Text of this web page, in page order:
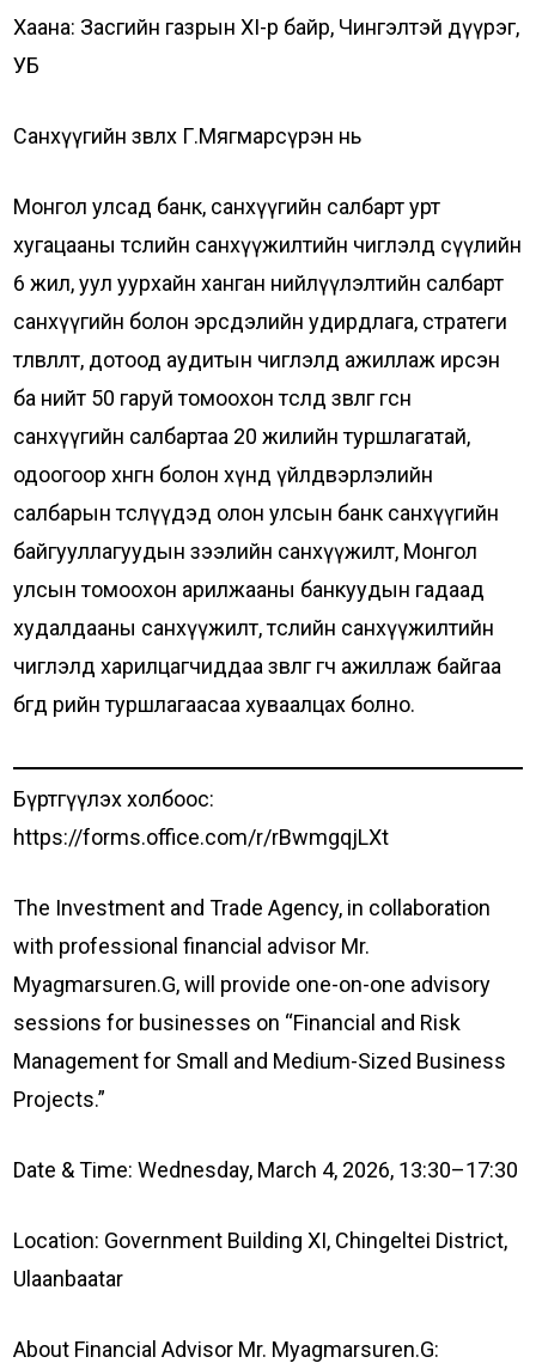
Хаана: Засгийн газрын XI-р байр, Чингэлтэй дүүрэг,
УБ
Санхүүгийн зөвлөх Г.Мягмарсүрэн нь
Монгол улсад банк, санхүүгийн салбарт урт
хугацааны төслийн санхүүжилтийн чиглэлд сүүлийн
6 жил, уул уурхайн ханган нийлүүлэлтийн салбарт
санхүүгийн болон эрсдэлийн удирдлага, стратеги
төлөвлөлт, дотоод аудитын чиглэлд ажиллаж ирсэн
ба нийт 50 гаруй томоохон төсөлд зөвлөгөө өгсөн
санхүүгийн салбартаа 20 жилийн туршлагатай,
одоогоор хөнгөн болон хүнд үйлдвэрлэлийн
салбарын төслүүдэд олон улсын банк санхүүгийн
байгууллагуудын зээлийн санхүүжилт, Монгол
улсын томоохон арилжааны банкуудын гадаад
худалдааны санхүүжилт, төслийн санхүүжилтийн
чиглэлд харилцагчиддаа зөвлөгөө өгч ажиллаж байгаа
бөгөөд өөрийн туршлагаасаа хуваалцах болно.
Бүртгүүлэх холбоос:
https://forms.office.com/r/rBwmgqjLXt
The Investment and Trade Agency, in collaboration
with professional financial advisor Mr.
Myagmarsuren.G, will provide one-on-one advisory
sessions for businesses on “Financial and Risk
Management for Small and Medium-Sized Business
Projects.”
Date & Time: Wednesday, March 4, 2026, 13:30–17:30
Location: Government Building XI, Chingeltei District,
Ulaanbaatar
About Financial Advisor Mr. Myagmarsuren.G: